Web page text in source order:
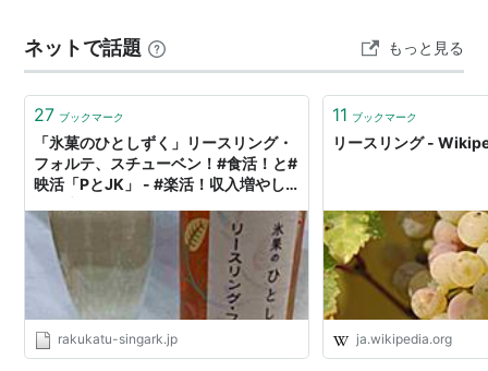
ネットで話題 もっと見る
27 ブックマーク
「氷菓のひとしずく」リースリング・
フォルテ、スチューベン！#食活！と#
映活「PとJK」 - #楽活！収入増やし
rakukatu-singark.jp
11 ブックマーク
リースリング -
ja.wikipedia.org